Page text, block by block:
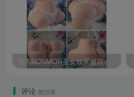
国产BONMOR圣女软尻超软双通道飞机杯测评报告
评论 抢沙发